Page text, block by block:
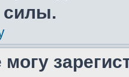
силы.